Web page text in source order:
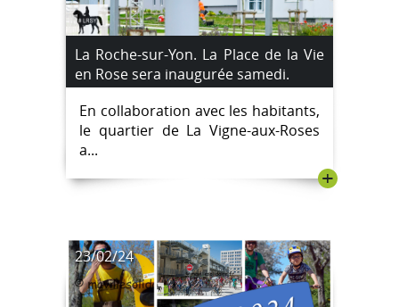
La Roche-sur-Yon. La Place de la Vie
en Rose sera inaugurée samedi.
En collaboration avec les habitants,
le quartier de La Vigne-aux-Roses
a...
+
23/02/24